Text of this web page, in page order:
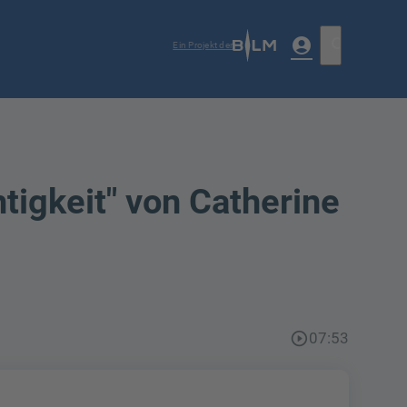
Ein Projekt der account_circle
von Catherine
play_circle_outline07:53